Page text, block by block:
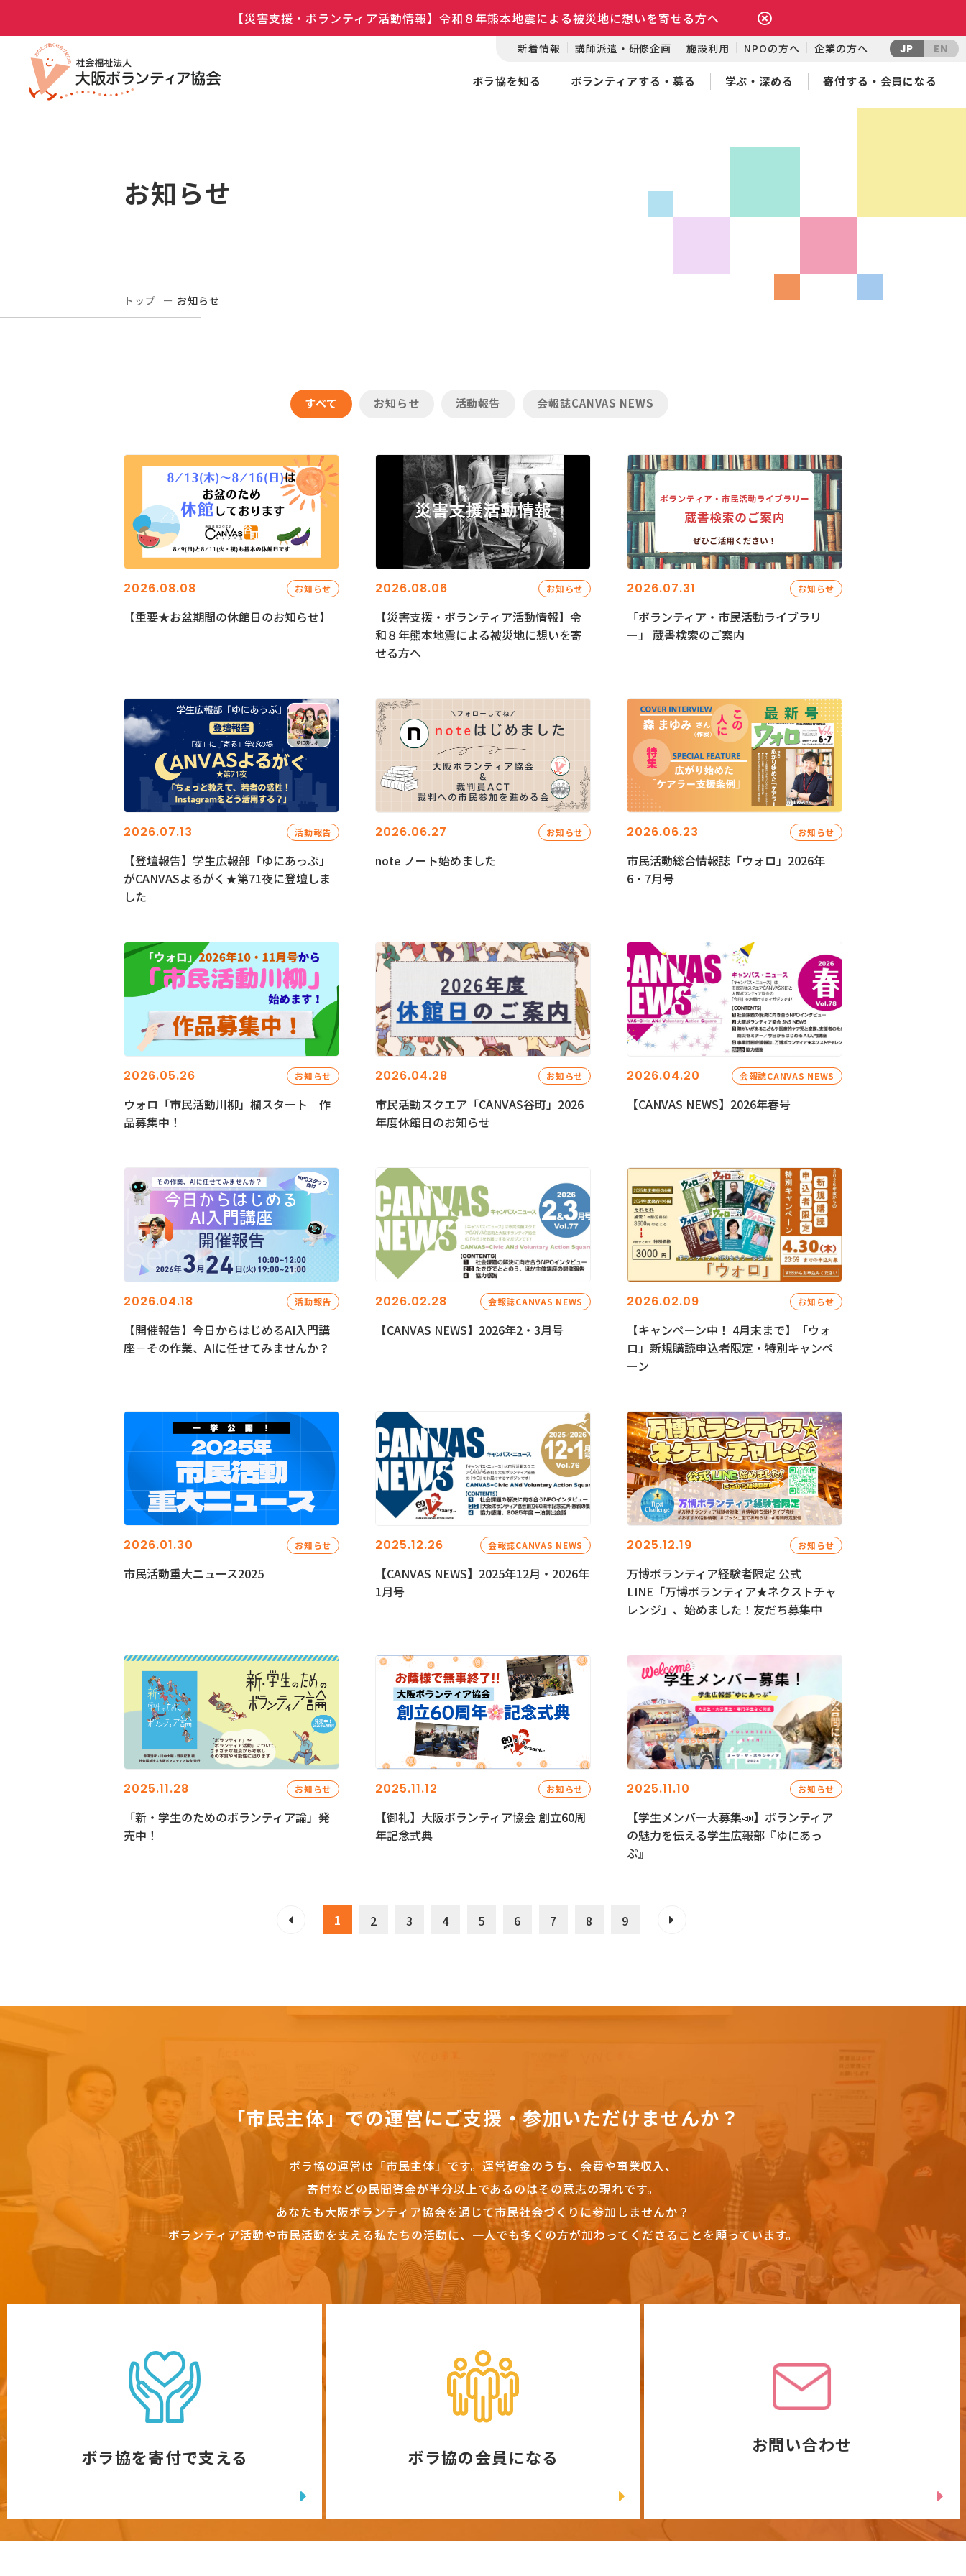
【災害支援・ボランティア活動情報】令和８年熊本地震による被災地に想いを寄せる方へ
新着情報 講師派遣・研修企画 施設利用 NPOの方へ 企業の方へ JP EN
ボラ協を知る ボランティアする・募る 学ぶ・深める 寄付する・会員になる
お知らせ
トップ お知らせ
すべて お知らせ 活動報告 会報誌CANVAS NEWS
2026.08.08 お知らせ
【重要★お盆期間の休館日のお知らせ】
2026.08.06 お知らせ
【災害支援・ボランティア活動情報】令
和８年熊本地震による被災地に想いを寄
せる方へ
2026.07.31 お知らせ
「ボランティア・市民活動ライブラリ
ー」 蔵書検索のご案内
2026.07.13 活動報告
【登壇報告】学生広報部「ゆにあっぷ」
がCANVASよるがく★第71夜に登壇しま
した
2026.06.27 お知らせ
note ノート始めました
2026.06.23 お知らせ
市民活動総合情報誌「ウォロ」2026年
6・7月号
2026.05.26 お知らせ
ウォロ「市民活動川柳」欄スタート 作
品募集中！
2026.04.28 お知らせ
市民活動スクエア「CANVAS谷町」2026
年度休館日のお知らせ
2026.04.20 会報誌CANVAS NEWS
【CANVAS NEWS】2026年春号
2026.04.18 活動報告
【開催報告】今日からはじめるAI入門講
座－その作業、AIに任せてみませんか？
2026.02.28 会報誌CANVAS NEWS
【CANVAS NEWS】2026年2・3月号
2026.02.09 お知らせ
【キャンペーン中！ 4月末まで】「ウォ
ロ」新規購読申込者限定・特別キャンペ
ーン
2026.01.30 お知らせ
市民活動重大ニュース2025
2025.12.26 会報誌CANVAS NEWS
【CANVAS NEWS】2025年12月・2026年
1月号
2025.12.19 お知らせ
万博ボランティア経験者限定 公式
LINE「万博ボランティア★ネクストチャ
レンジ」、始めました！友だち募集中
2025.11.28 お知らせ
「新・学生のためのボランティア論」発
売中！
2025.11.12 お知らせ
【御礼】大阪ボランティア協会 創立60周
年記念式典
2025.11.10 お知らせ
【学生メンバー大募集📣】ボランティア
の魅力を伝える学生広報部『ゆにあっ
ぷ』
1 2 3 4 5 6 7 8 9
「市民主体」での運営にご支援・参加いただけませんか？
ボラ協の運営は「市民主体」です。 運営資金のうち、会費や事業収入、
寄付などの民間資金が半分以上であるのはその意志の現れです。
あなたも大阪ボランティア協会を通じて市民社会づくりに参加しませんか？
ボランティア活動や市民活動を支える私たちの活動に、一人でも多くの方が加わってくださることを願っています。
ボラ協を寄付で支える ボラ協の会員になる
お問い合わせ